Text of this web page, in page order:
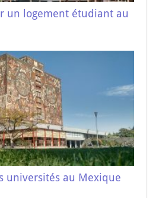
un logement étudiant au
universités au Mexique